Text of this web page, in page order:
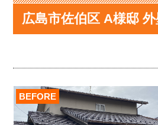
広島市佐伯区 A様邸
BEFORE